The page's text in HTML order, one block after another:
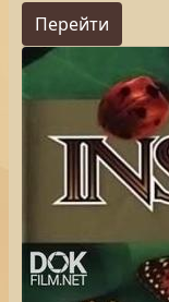
Перейти